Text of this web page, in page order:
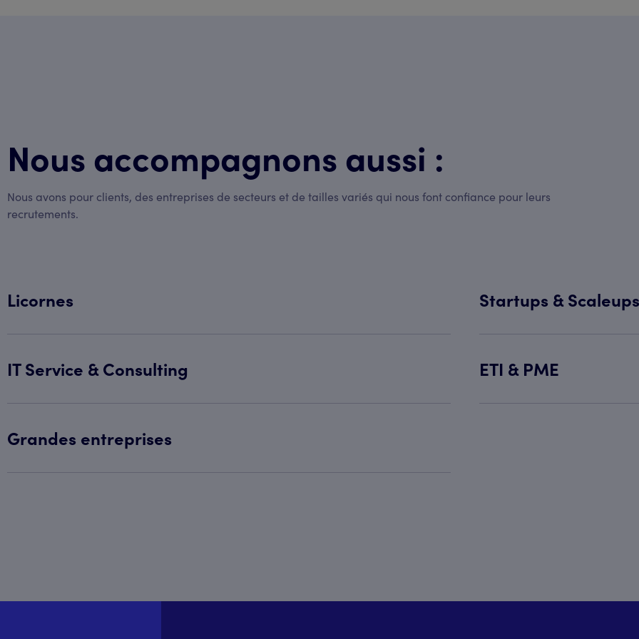
Nous accompagnons aussi :
Nous avons pour clients, des entreprises de secteurs et de tailles variés qui nous font confiance pour leurs
recrutements.
Licornes
IT Service & Consulting
Grandes entreprises
Startups & Scaleups
ETI & PME